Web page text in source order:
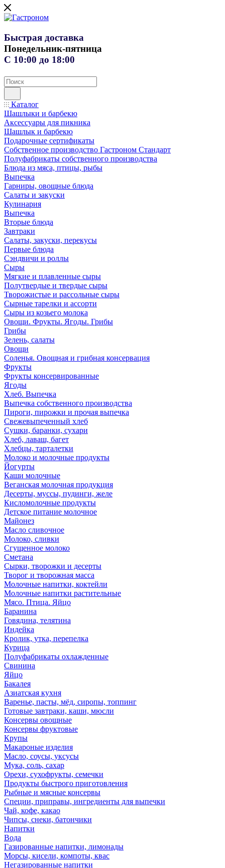
Быстрая доставка
Понедельник-пятница
С 10:00 до 18:00
Каталог
Шашлыки и барбекю
Аксессуары для пикника
Шашлык и барбекю
Подарочные сертификаты
Собственное производство Гастроном Стандарт
Полуфабрикаты собственного производства
Блюда из мяса, птицы, рыбы
Выпечка
Гарниры, овощные блюда
Салаты и закуски
Кулинария
Выпечка
Вторые блюда
Завтраки
Салаты, закуски, перекусы
Первые блюда
Сэндвичи и роллы
Сыры
Мягкие и плавленные сыры
Полутвердые и твердые сыры
Творожистые и рассольные сыры
Сырные тарелки и ассорти
Сыры из козьего молока
Овощи. Фрукты. Ягоды. Грибы
Грибы
Зелень, салаты
Овощи
Соленья. Овощная и грибная консервация
Фрукты
Фрукты консервированные
Ягоды
Хлеб. Выпечка
Выпечка собственного производства
Пироги, пирожки и прочая выпечка
Свежевыпеченный хлеб
Сушки, баранки, сухари
Хлеб, лаваш, багет
Хлебцы, тарталетки
Молоко и молочные продукты
Йогурты
Каши молочные
Веганская молочная продукция
Десерты, муссы, пудинги, желе
Кисломолочные продукты
Детское питание молочное
Майонез
Масло сливочное
Молоко, сливки
Сгущенное молоко
Сметана
Сырки, творожки и десерты
Творог и творожная масса
Молочные напитки, коктейли
Молочные напитки растительные
Мясо. Птица. Яйцо
Баранина
Говядина, телятина
Индейка
Кролик, утка, перепелка
Курица
Полуфабрикаты охлажденные
Свинина
Яйцо
Бакалея
Азиатская кухня
Варенье, пасты, мёд, сиропы, топпинг
Готовые завтраки, каши, мюсли
Консервы овощные
Консервы фруктовые
Крупы
Макароные изделия
Масло, соусы, уксусы
Мука, соль, сахар
Орехи, сухофрукты, семечки
Продукты быстрого приготовления
Рыбные и мясные консервы
Специи, приправы, ингредиенты для выпечки
Чай, кофе, какао
Чипсы, снеки, батончики
Напитки
Вода
Газированные напитки, лимонады
Морсы, кисели, компоты, квас
Негазированные напитки